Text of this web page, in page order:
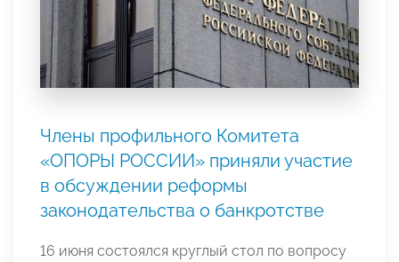
Члены профильного Комитета
«ОПОРЫ РОССИИ» приняли участие
в обсуждении реформы
законодательства о банкротстве
16 июня состоялся круглый стол по вопросу